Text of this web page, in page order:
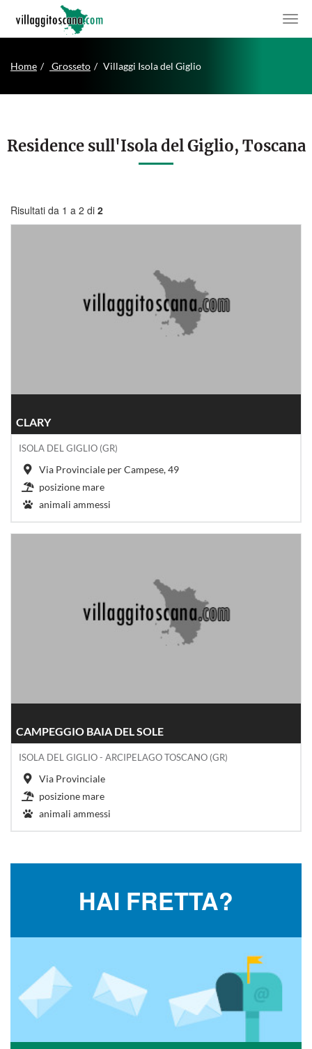
Home Grosseto Villaggi Isola del Giglio
Residence sull'Isola del Giglio, Toscana
Risultati da 1 a 2 di 2
CLARY
ISOLA DEL GIGLIO (GR)
Via Provinciale per Campese, 49
posizione mare
animali ammessi
CAMPEGGIO BAIA DEL SOLE
ISOLA DEL GIGLIO - ARCIPELAGO TOSCANO (GR)
Via Provinciale
posizione mare
animali ammessi
HAI FRETTA?